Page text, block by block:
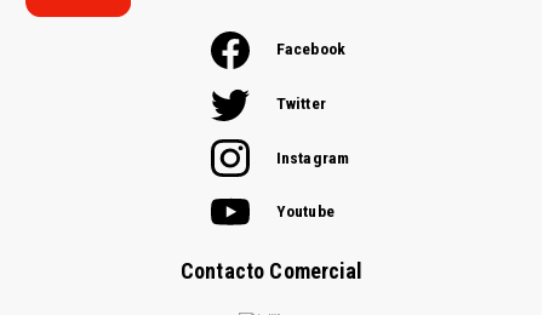
Facebook
Twitter
Instagram
Youtube
Contacto Comercial